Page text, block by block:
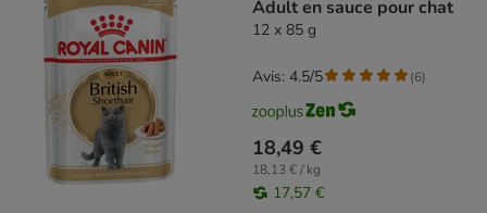
Adult en sauce pour chat
12 x 85 g
18,49 €
18,13 € / kg
17,57 €
Avis: 4.5/5 (6)